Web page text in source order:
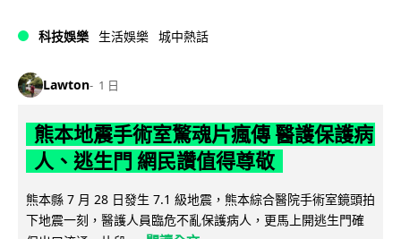
科技娛樂 生活娛樂 城中熱話
Lawton 1 日
熊本地震手術室驚魂片瘋傳 醫護保護病
人、逃生門 網民讚值得尊敬
熊本縣 7 月 28 日發生 7.1 級地震，熊本綜合醫院手術室鏡頭拍
下地震一刻，醫護人員臨危不亂保護病人，更馬上開逃生門確